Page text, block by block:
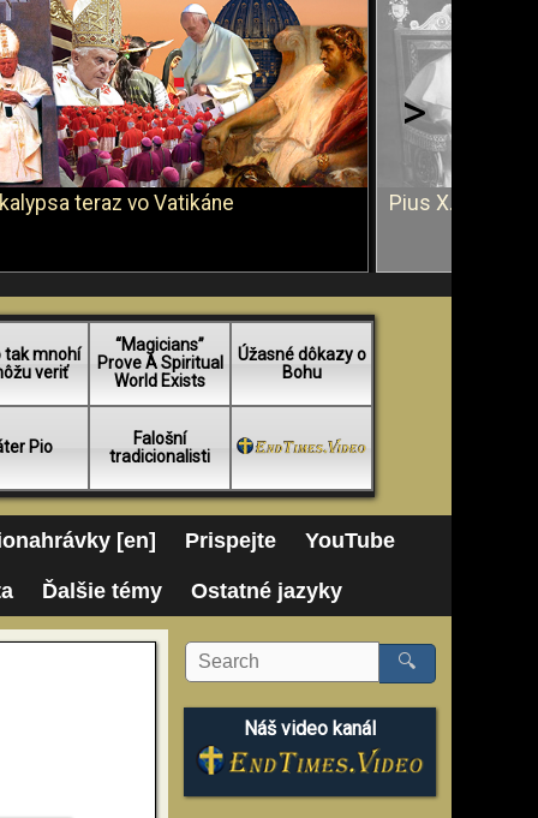
teraz vo Vatikáne Pius X. vs. Ján
>
tak mnohí
veriť
“Magicians”
Prove A Spiritual
World Exists
Úžasné dôkazy o
Bohu
Pio
Falošní
tradicionalisti
[en] Prispejte YouTube
Ďalšie témy Ostatné jazyky
🔍
Náš video kanál